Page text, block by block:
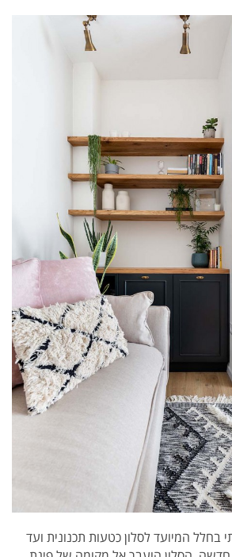
המיועד לסלון כטעות תכנונית ועד